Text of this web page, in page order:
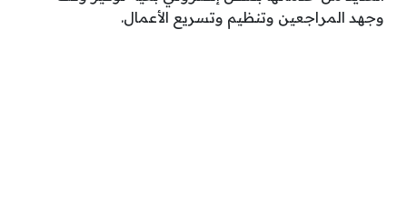
وجهد المراجعين وتنظيم وتسريع الأعمال.